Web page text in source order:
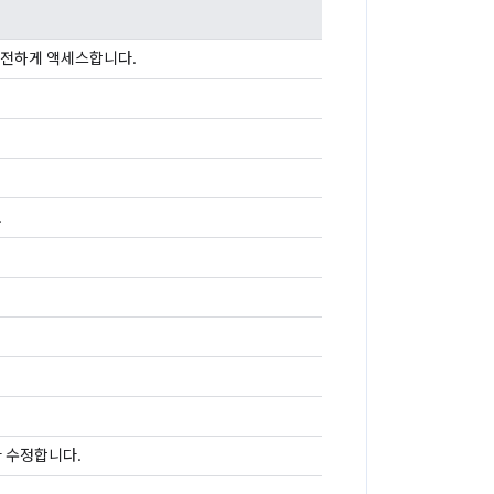
하게 액세스합니다.
수정합니다.